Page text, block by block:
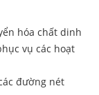
hóa chất dinh
vụ các hoạt
đường nét